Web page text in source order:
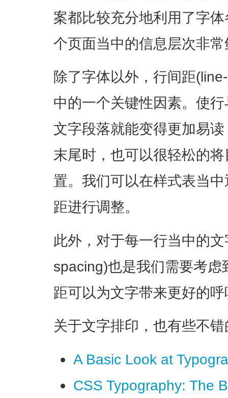
案都比较充分地利用了字
个页面当中的信息层次非
除了字体以外，行间距
中的一个关键性因素。使
文字段落就能变得更加易
末尾时，也可以很轻松的
置。我们可以在样式表当
距进行调整。
此外，对于每一行当中的
spacing)也是我们需要考
距可以为文字带来更好的
关于文字排印，也有些不
A Basic Look at
CSS Typography: The